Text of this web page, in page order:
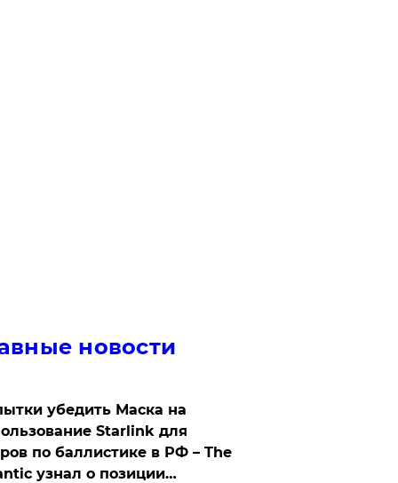
новости
убедить Маска на
Starlink для
по баллистике в РФ – The
узнал о позиции